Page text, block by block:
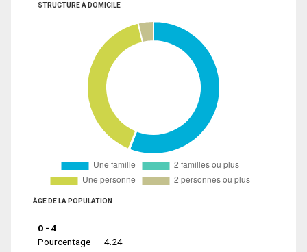
STRUCTURE À DOMICILE
ÂGE DE LA POPULATION
0 - 4
Pourcentage
4.24